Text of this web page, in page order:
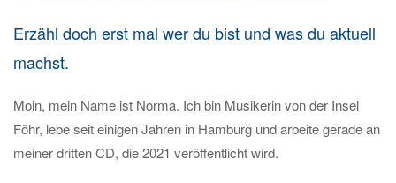
Erzähl doch erst mal wer du bist und was du aktuell
machst.
Moin, mein Name ist Norma. Ich bin Musikerin von der Insel
Föhr, lebe seit einigen Jahren in Hamburg und arbeite gerade an
meiner dritten CD, die 2021 veröffentlicht wird.